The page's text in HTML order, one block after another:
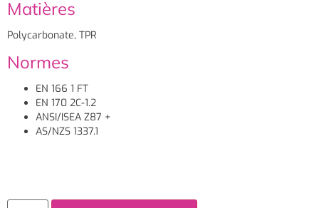
Matières
Polycarbonate, TPR
Normes
EN 166 1 FT
EN 170 2C-1.2
ANSI/ISEA Z87 +
AS/NZS 1337.1